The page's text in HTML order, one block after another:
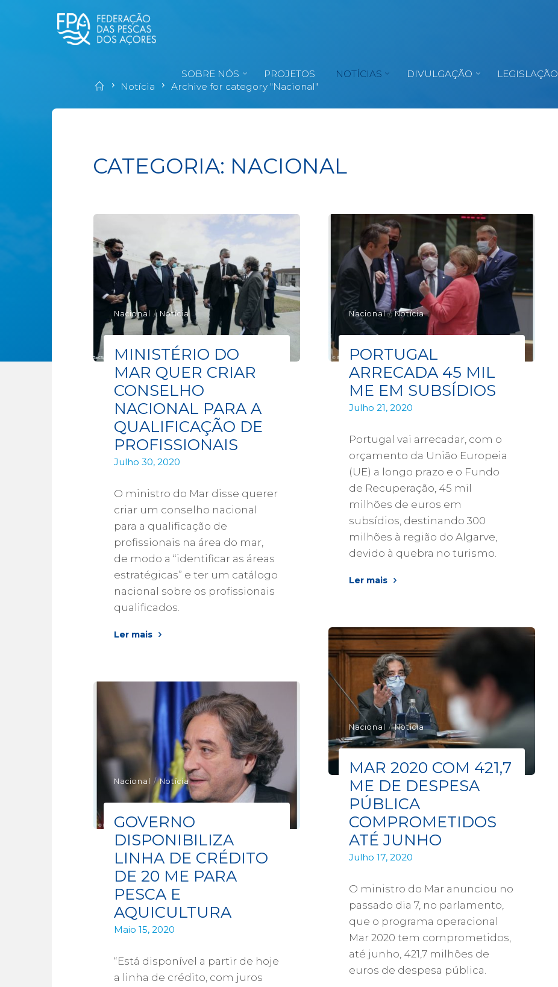
SOBRE NÓS PROJETOS NOTÍCIAS DIVULGAÇÃO LEGISLAÇÃO
Notícia
Archive for category "Nacional"
CATEGORIA: NACIONAL
Nacional / Notícia
MINISTÉRIO DO
MAR QUER CRIAR
CONSELHO
NACIONAL PARA A
QUALIFICAÇÃO DE
PROFISSIONAIS
Julho 30, 2020
O ministro do Mar disse querer
criar um conselho nacional
para a qualificação de
profissionais na área do mar,
de modo a “identificar as áreas
estratégicas” e ter um catálogo
nacional sobre os profissionais
qualificados.
Ler mais
Nacional / Notícia
PORTUGAL
ARRECADA 45 MIL
ME EM SUBSÍDIOS
Julho 21, 2020
Portugal vai arrecadar, com o
orçamento da União Europeia
(UE) a longo prazo e o Fundo
de Recuperação, 45 mil
milhões de euros em
subsídios, destinando 300
milhões à região do Algarve,
devido à quebra no turismo.
Ler mais
Nacional / Notícia
MAR 2020 COM 421,7
ME DE DESPESA
PÚBLICA
COMPROMETIDOS
ATÉ JUNHO
Julho 17, 2020
O ministro do Mar anunciou no
passado dia 7, no parlamento,
que o programa operacional
Mar 2020 tem comprometidos,
até junho, 421,7 milhões de
euros de despesa pública.
Nacional / Notícia
GOVERNO
DISPONIBILIZA
LINHA DE CRÉDITO
DE 20 ME PARA
PESCA E
AQUICULTURA
Maio 15, 2020
“Está disponível a partir de hoje
a linha de crédito, com juros